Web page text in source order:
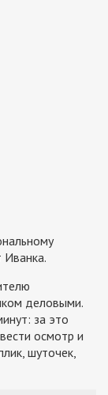
Иванка.
деловыми.
за это
осмотр и
шуточек,